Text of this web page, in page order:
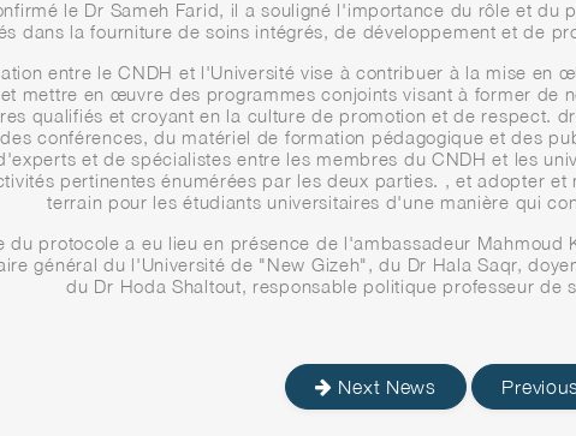
le Dr Sameh Farid, il a souligné l'importance du rôle et du
dans la fourniture de soins intégrés, de développement et de
entre le CNDH et l'Université vise à contribuer à la mise en
mettre en œuvre des programmes conjoints visant à former de
qualifiés et croyant en la culture de promotion et de respect.
conférences, du matériel de formation pédagogique et des
et de spécialistes entre les membres du CNDH et les
pertinentes énumérées par les deux parties. , et adopter
terrain pour les étudiants universitaires d'une manière qui
du protocole a eu lieu en présence de l'ambassadeur
général du l'Université de "New Gizeh", du Dr Hala Saqr,
du Dr Hoda Shaltout, responsable politique professeur de
Next News